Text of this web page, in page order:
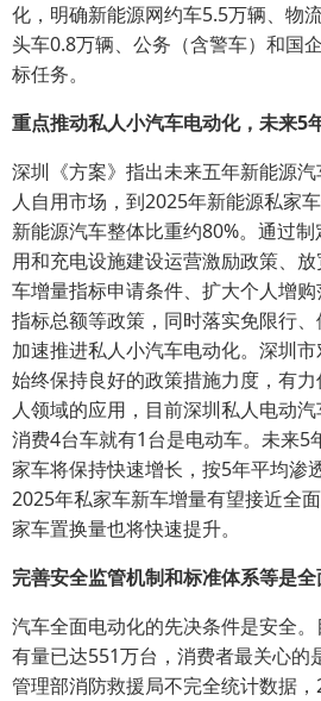
化，明确新能源网约车5.5万辆、物
头车0.8万辆、公务（含警车）和国
标任务。
重点推动私人小汽车电动化，未来5
深圳《方案》指出未来五年新能源
人自用市场，到2025年新能源私家
新能源汽车整体比重约80%。通过
用和充电设施建设运营激励政策、
车增量指标申请条件、扩大个人增
指标总额等政策，同时落实免限行、
加速推进私人小汽车电动化。深圳
始终保持良好的政策措施力度，有
人领域的应用，目前深圳私人电动
消费4台车就有1台是电动车。未来5
家车将保持快速增长，按5年平均渗
2025年私家车新车增量有望接近全
家车置换量也将快速提升。
完善安全监管机制和标准体系等是
汽车全面电动化的先决条件是安全
有量已达551万台，消费者最关心的
管理部消防救援局不完全统计数据